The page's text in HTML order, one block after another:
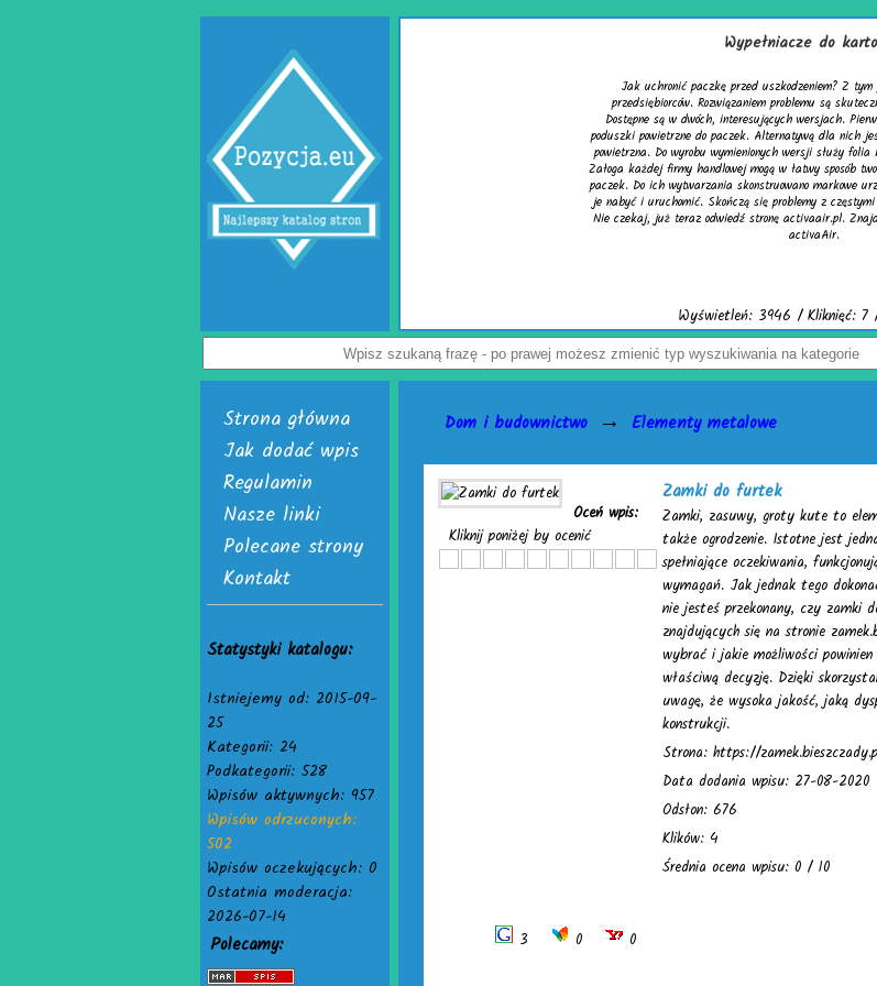
Jak uchronić paczkę przed uszkodzeniem? Z tym pytaniem zmaga się wielu
przedsiębiorców. Rozwiązaniem problemu są skuteczne wypełniacze do kartonów.
Dostępne są w dwóch, interesujących wersjach. Pierwsza to cieszące się uznaniem
poduszki powietrzne do paczek. Alternatywą dla nich jest chroniąca równie dobrze mata
powietrzna. Do wyrobu wymienionych wersji służy folia biodegradowalna do pakowania.
Załoga każdej firmy handlowej mogą w łatwy sposób tworzyć wspomniane wypełniacze do
paczek. Do ich wytwarzania skonstruowano markowe urządzenia activaAir. Trzeba tylko
je nabyć i uruchomić. Skończą się problemy z częstymi zwrotami uszkodzonego towaru.
Nie czekaj, już teraz odwiedź stronę activaair.pl. Znajdziesz na niej pełną ofertę firmy
Strona główna
Jak dodać wpis
Regulamin
Nasze linki
Polecane strony
Kontakt
Statystyki katalogu:
Istniejemy od: 2015-09-
25
Kategorii: 24
Podkategorii: 528
Wpisów aktywnych: 957
Wpisów odrzuconych:
502
Wpisów oczekujących: 0
Ostatnia moderacja:
2026-07-14
Polecamy:
Dom i budownictwo → Elementy metalowe
Oceń wpis:
Kliknij poniżej by ocenić
Zamki do furtek
Zamki, zasuwy, groty kute to
także ogrodzenie. Istotne jest
spełniające oczekiwania,
wymagań. Jak jednak tego
nie jesteś przekonany, czy zamki
znajdujących się na stronie
wybrać i jakie możliwości
właściwą decyzję. Dzięki
uwagę, że wysoka jakość, jaką
konstrukcji.
Strona: https://
Data dodania wpisu: 27-08-2020
Odsłon: 676
Klików: 4
Średnia ocena wpisu: 0 / 10
3 0 0